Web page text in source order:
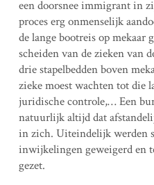
een doorsnee immigrant in
proces erg onmenselijk
de lange bootreis op mekaar
scheiden van de zieken van
drie stapelbedden boven
zieke moest wachten tot die
juridische controle,… Een
natuurlijk altijd dat
in zich. Uiteindelijk werden
inwijkelingen geweigerd en
gezet.